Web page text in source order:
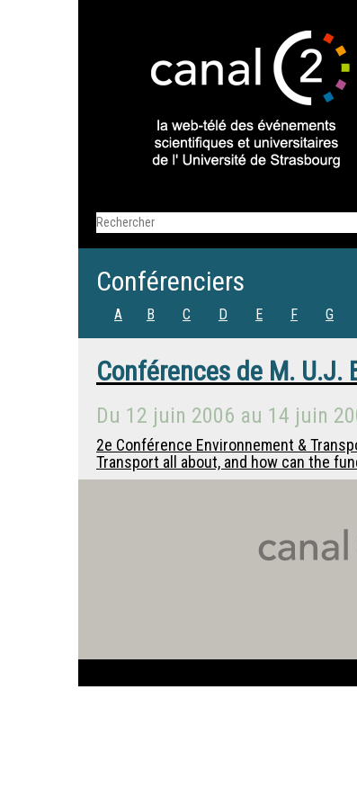
Conférenciers
A B C D E F G
Conférences de M. U.J.
Du 12 juin 2006 au 14 juin
2e Conférence Environnement &
Transport all about, and how can the